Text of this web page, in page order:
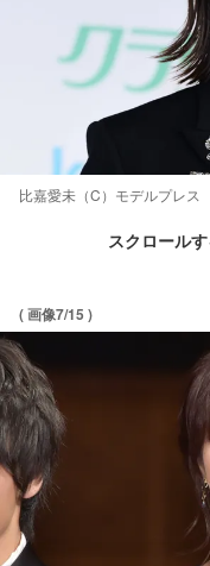
比嘉愛未（C）モデルプレス
スクロール
( 画像7/15 )